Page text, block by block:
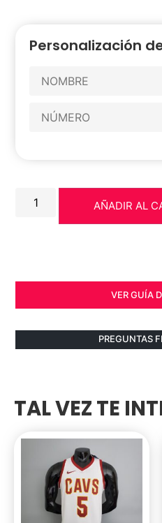
Personalización
AÑADIR AL
VER GUÍA
PREGUNTAS
TAL VEZ TE